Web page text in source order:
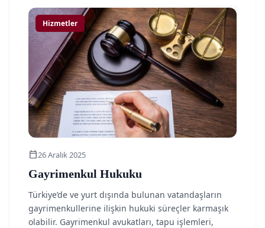
article
Hizmetler
calendar_today26 Aralık 2025
Gayrimenkul Hukuku
Türkiye’de ve yurt dışında bulunan vatandaşların
gayrimenkullerine ilişkin hukuki süreçler karmaşık
olabilir. Gayrimenkul avukatları, tapu işlemleri,